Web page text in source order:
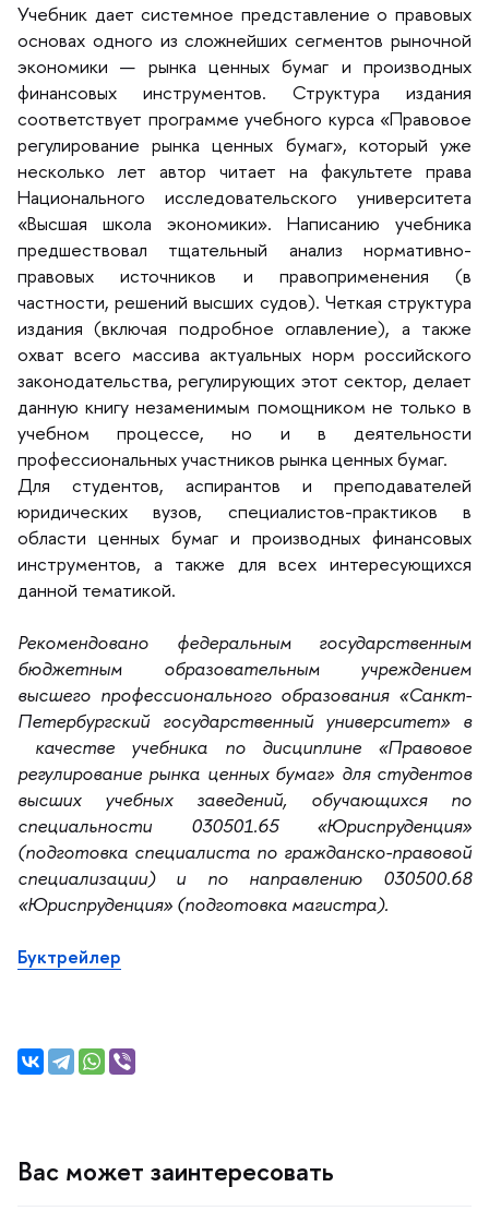
Учебник дает системное представление о правовых
основах одного из сложнейших сегментов рыночной
экономики — рынка ценных бумаг и производных
финансовых инструментов. Структура издания
соответствует программе учебного курса «Правовое
регулирование рынка ценных бумаг», который уже
несколько лет автор читает на факультете права
Национального исследовательского университета
«Высшая школа экономики». Написанию учебника
предшествовал тщательный анализ нормативно-
правовых источников и правоприменения (
частности, решений высших судов). Четкая структура
издания (включая подробное оглавление), а также
охват всего массива актуальных норм российского
законодательства, регулирующих этот сектор, делает
данную книгу незаменимым помощником не только
учебном процессе, но и в деятельности
профессиональных участников рынка ценных бумаг.
Для студентов, аспирантов и преподавателей
юридических вузов, специалистов-практико
области ценных бумаг и производных финансовых
инструментов, а также для всех интересующихся
данной тематикой.
Рекомендовано федеральным государственным
юджетным образовательным учреждением
ысшего профессионального образования «Санкт-
Петербургский государственный университет»
качестве учебника по дисциплине «Правовое
регулирование рынка ценных бумаг» для студенто
ысших учебных заведений, обучающихся по
специальности 030501.65 «Юриспруденция»
(подготовка специалиста по гражданско-правовой
специализации) и по направлению 030500.68
«Юриспруденция» (подготовка магистра).
Буктрейлер
ас может заинтересовать